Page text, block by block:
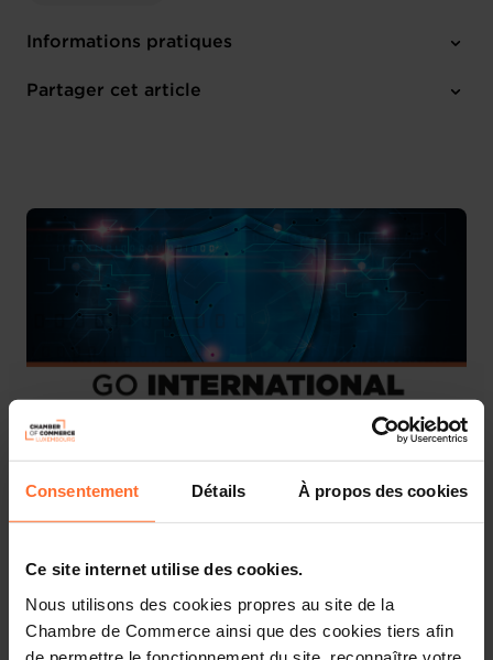
Consentement Détails À propos des cookies
Ce site internet utilise des cookies.
Nous utilisons des cookies propres au site de la
Chambre de Commerce ainsi que des cookies tiers afin
Informations pratiques
Mardi 9 Sep 2025 > Vendredi 12 Sep 2025
Partager cet article
London (UK) from 9 to 12 September 2025.
Held every two years, DSEI is a pivotal event for the
global defence industry. The world’s leading defence